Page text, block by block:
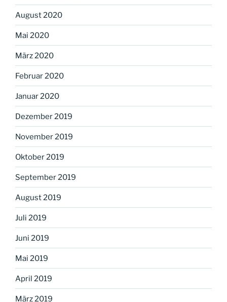
August 2020
Mai 2020
März 2020
Februar 2020
Januar 2020
Dezember 2019
November 2019
Oktober 2019
September 2019
August 2019
Juli 2019
Juni 2019
Mai 2019
April 2019
März 2019